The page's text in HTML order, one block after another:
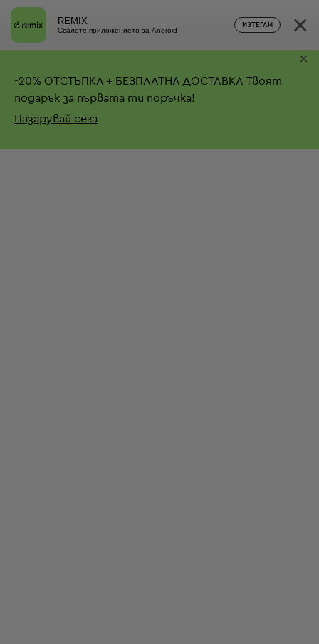
REMIX
Свалете приложението за Android
ИЗТЕГЛИ ×
-20% ОТСТЪПКА + БЕЗПЛАТНА ДОСТАВКА Твоят
подарък за първата ти поръчка!
Пазарувай сега
×